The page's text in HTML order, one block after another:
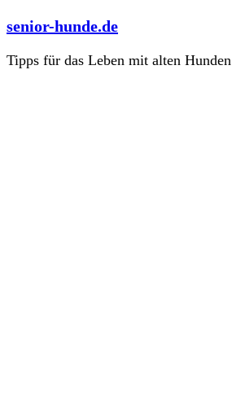
Zum
springen
senior-hunde.de
Tipps für das Leben mit alten Hunden